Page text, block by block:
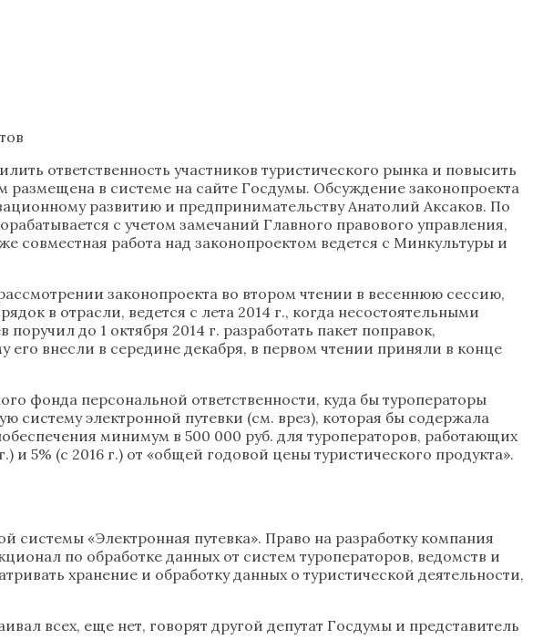
ответственность участников туристического рынка и повысить
в системе на сайте Госдумы. Обсуждение законопроекта
развитию и предпринимательству Анатолий Аксаков. По
с учетом замечаний Главного правового управления,
совместная работа над законопроектом ведется с Минкультуры и
законопроекта во втором чтении в весеннюю сессию,
в отрасли, ведется с лета 2014 г., когда несостоятельными
до 1 октября 2014 г. разработать пакет поправок,
его внесли в середине декабря, в первом чтении приняли в конце
фонда персональной ответственности, куда бы туроператоры
систему электронной путевки (см. врез), которая бы содержала
минимум в 500 000 руб. для туроператоров, работающих
5% (с 2016 г.) от «общей годовой цены туристического продукта».
системы «Электронная путевка». Право на разработку компания
по обработке данных от систем туроператоров, ведомств и
хранение и обработку данных о туристической деятельности,
всех, еще нет, говорят другой депутат Госдумы и представитель